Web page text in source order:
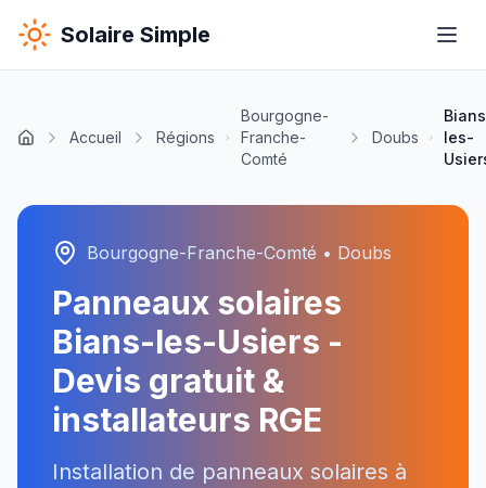
Solaire Simple
Accueil Régions
Bourgogne-
Franche-
Comté
Doubs
les-
Bourgogne-Franche-Comté • Doubs
Panneaux solaires
Bians-les-Usiers -
Devis gratuit &
installateurs RGE
Installation de panneaux solaires à